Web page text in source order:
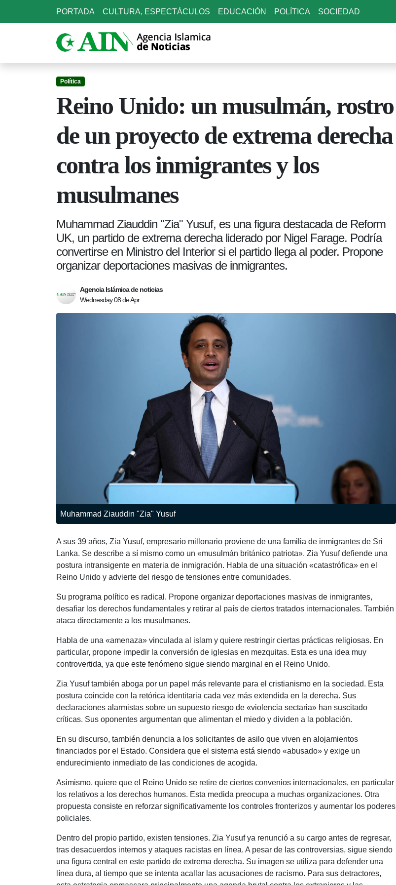
PORTADA CULTURA, ESPECTÁCULOS EDUCACIÓN POLÍTICA SOCIEDAD
Política
Reino Unido: un musulmán, rostro
de un proyecto de extrema derecha
contra los inmigrantes y los
musulmanes
Muhammad Ziauddin "Zia" Yusuf, es una figura destacada de Reform
UK, un partido de extrema derecha liderado por Nigel Farage. Podría
convertirse en Ministro del Interior si el partido llega al poder. Propone
organizar deportaciones masivas de inmigrantes.
Agencia Islámica de noticias
Wednesday 08 de Apr.
Muhammad Ziauddin "Zia" Yusuf
A sus 39 años, Zia Yusuf, empresario millonario proviene de una familia de inmigrantes de Sri
Lanka. Se describe a sí mismo como un «musulmán británico patriota». Zia Yusuf defiende una
postura intransigente en materia de inmigración. Habla de una situación «catastrófica» en el
Reino Unido y advierte del riesgo de tensiones entre comunidades.
Su programa político es radical. Propone organizar deportaciones masivas de inmigrantes,
desafiar los derechos fundamentales y retirar al país de ciertos tratados internacionales. También
ataca directamente a los musulmanes.
Habla de una «amenaza» vinculada al islam y quiere restringir ciertas prácticas religiosas. En
particular, propone impedir la conversión de iglesias en mezquitas. Esta es una idea muy
controvertida, ya que este fenómeno sigue siendo marginal en el Reino Unido.
Zia Yusuf también aboga por un papel más relevante para el cristianismo en la sociedad. Esta
postura coincide con la retórica identitaria cada vez más extendida en la derecha. Sus
declaraciones alarmistas sobre un supuesto riesgo de «violencia sectaria» han suscitado
críticas. Sus oponentes argumentan que alimentan el miedo y dividen a la población.
En su discurso, también denuncia a los solicitantes de asilo que viven en alojamientos
financiados por el Estado. Considera que el sistema está siendo «abusado» y exige un
endurecimiento inmediato de las condiciones de acogida.
Asimismo, quiere que el Reino Unido se retire de ciertos convenios internacionales, en particular
los relativos a los derechos humanos. Esta medida preocupa a muchas organizaciones. Otra
propuesta consiste en reforzar significativamente los controles fronterizos y aumentar los poderes
policiales.
Dentro del propio partido, existen tensiones. Zia Yusuf ya renunció a su cargo antes de regresar,
tras desacuerdos internos y ataques racistas en línea. A pesar de las controversias, sigue siendo
una figura central en este partido de extrema derecha. Su imagen se utiliza para defender una
línea dura, al tiempo que se intenta acallar las acusaciones de racismo. Para sus detractores,